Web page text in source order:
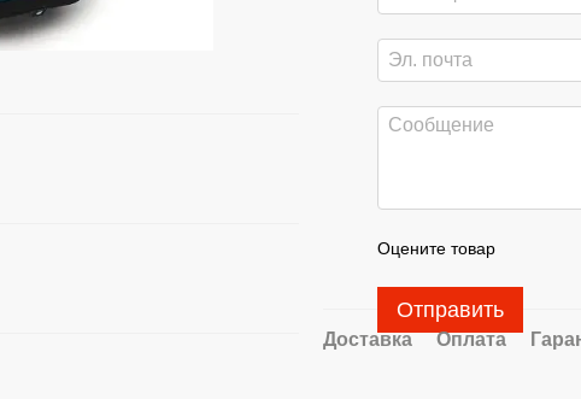
Оцените товар
Отправить
Доставка Оплата